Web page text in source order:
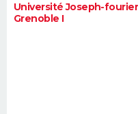
Université Joseph-fourier
Grenoble I